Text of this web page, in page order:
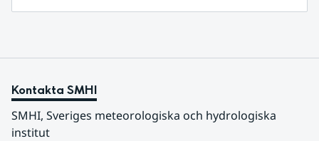
Kontakta SMHI
SMHI, Sveriges meteorologiska och hydrologiska
institut